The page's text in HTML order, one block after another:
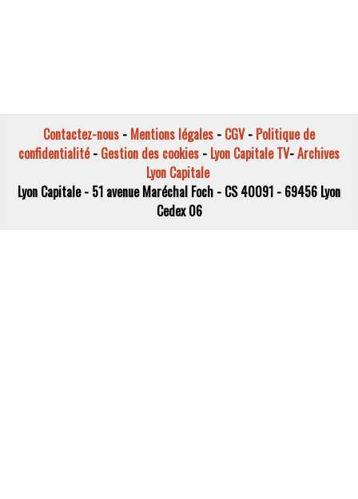
Contactez-nous - Mentions légales - CGV- Politique de
confidentialité- Gestion des cookies - Lyon Capitale TV-Archives
Lyon Capitale
Lyon Capitale - 51 avenue Maréchal Foch - CS 40091 - 69456 Lyon
Cedex 06